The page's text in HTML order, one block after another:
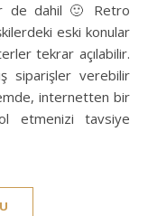
de dahil 🙂 Retro
eski konular
tekrar açılabilir.
siparişler verebilir
internetten bir
etmenizi tavsiye